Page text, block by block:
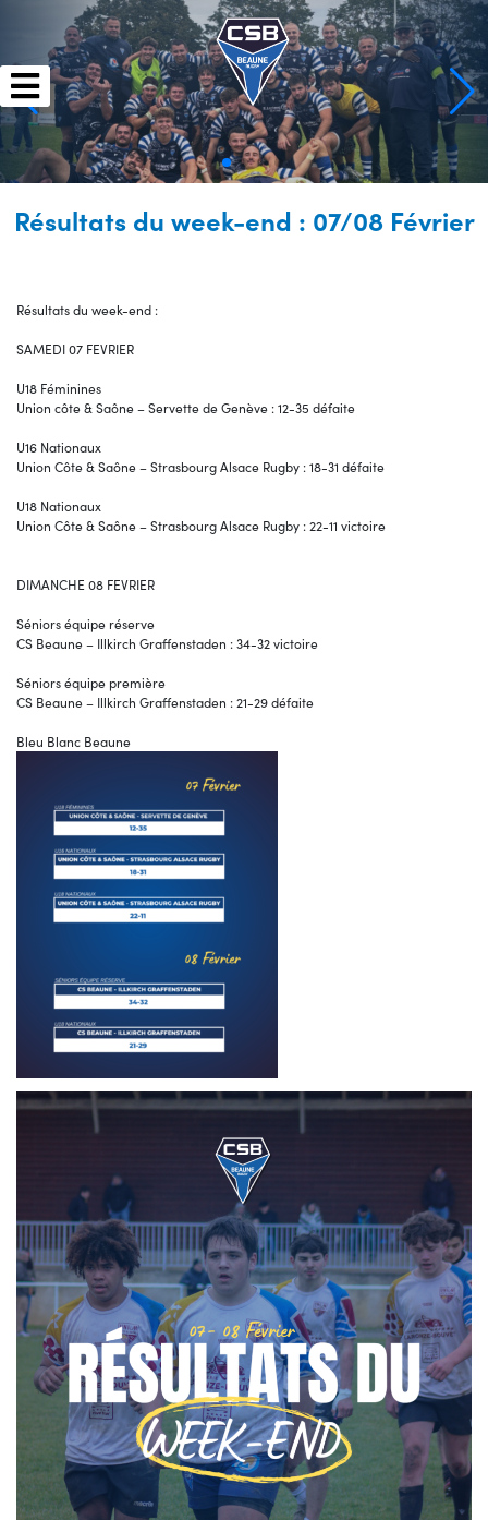
Résultats du week-end : 07/08 Février
Résultats du week-end :
SAMEDI 07 FEVRIER
U18 Féminines
Union côte & Saône – Servette de Genève : 12-35 défaite
U16 Nationaux
Union Côte & Saône – Strasbourg Alsace Rugby : 18-31 défaite
U18 Nationaux
Union Côte & Saône – Strasbourg Alsace Rugby : 22-11 victoire
DIMANCHE 08 FEVRIER
Séniors équipe réserve
CS Beaune – Illkirch Graffenstaden : 34-32 victoire
Séniors équipe première
CS Beaune – Illkirch Graffenstaden : 21-29 défaite
Bleu Blanc Beaune